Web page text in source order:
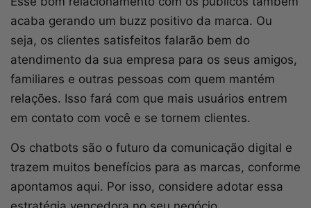
acaba gerando um buzz positivo da marca. Ou
seja, os clientes satisfeitos falarão bem do
atendimento da sua empresa para os seus amigos,
familiares e outras pessoas com quem mantém
relações. Isso fará com que mais usuários entrem
em contato com você e se tornem clientes.
Os chatbots são o futuro da comunicação digital e
trazem muitos benefícios para as marcas, conforme
apontamos aqui. Por isso, considere adotar essa